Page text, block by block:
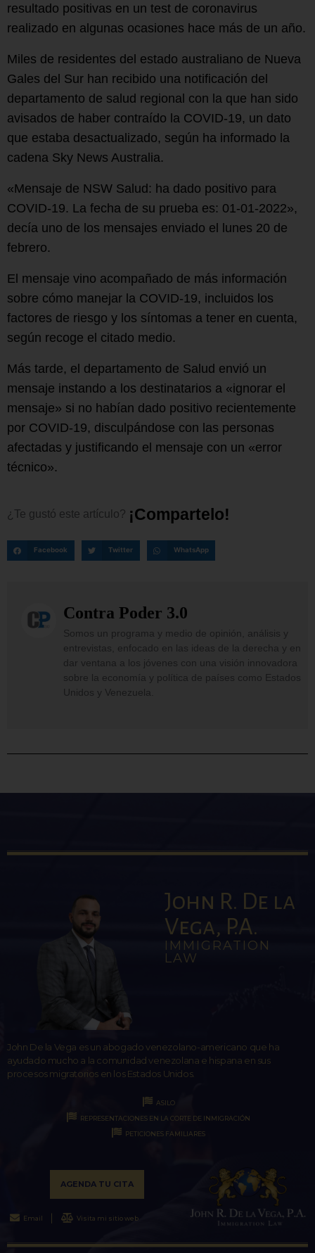
resultado positivas en un test de coronavirus
realizado en algunas ocasiones hace más de un año.
Miles de residentes del estado australiano de Nueva
Gales del Sur han recibido una notificación del
departamento de salud regional con la que han sido
avisados de haber contraído la COVID-19, un dato
que estaba desactualizado, según ha informado la
cadena Sky News Australia.
«Mensaje de NSW Salud: ha dado positivo para
COVID-19. La fecha de su prueba es: 01-01-2022»,
decía uno de los mensajes enviado el lunes 20 de
febrero.
El mensaje vino acompañado de más información
sobre cómo manejar la COVID-19, incluidos los
factores de riesgo y los síntomas a tener en cuenta,
según recoge el citado medio.
Más tarde, el departamento de Salud envió un
mensaje instando a los destinatarios a «ignorar el
mensaje» si no habían dado positivo recientemente
por COVID-19, disculpándose con las personas
afectadas y justificando el mensaje con un «error
técnico».
¿Te gustó este artículo? ¡Compartelo!
Facebook Twitter WhatsApp
Contra Poder 3.0
Somos un programa y medio de opinión, análisis y
entrevistas, enfocado en las ideas de la derecha y en
dar ventana a los jóvenes con una visión innovadora
sobre la economía y política de países como Estados
Unidos y Venezuela.
John R. De la
Vega, P.A.
IMMIGRATION
LAW
John De la Vega es un abogado venezolano-americano que ha
ayudado mucho a la comunidad venezolana e hispana en sus
procesos migratorios en los Estados Unidos.
ASILO
REPRESENTACIONES EN LA CORTE DE INMIGRACIÓN
PETICIONES FAMILIARES
AGENDA TU CITA
Email Visita mi sitio web